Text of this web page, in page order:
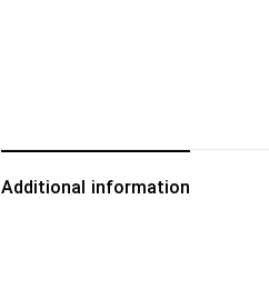
Additional information